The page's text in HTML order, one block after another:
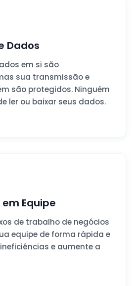
Dados
em si são
sua transmissão e
são protegidos. Ninguém
ler ou baixar seus dados.
Equipe
de trabalho de negócios
equipe de forma rápida e
e aumente a